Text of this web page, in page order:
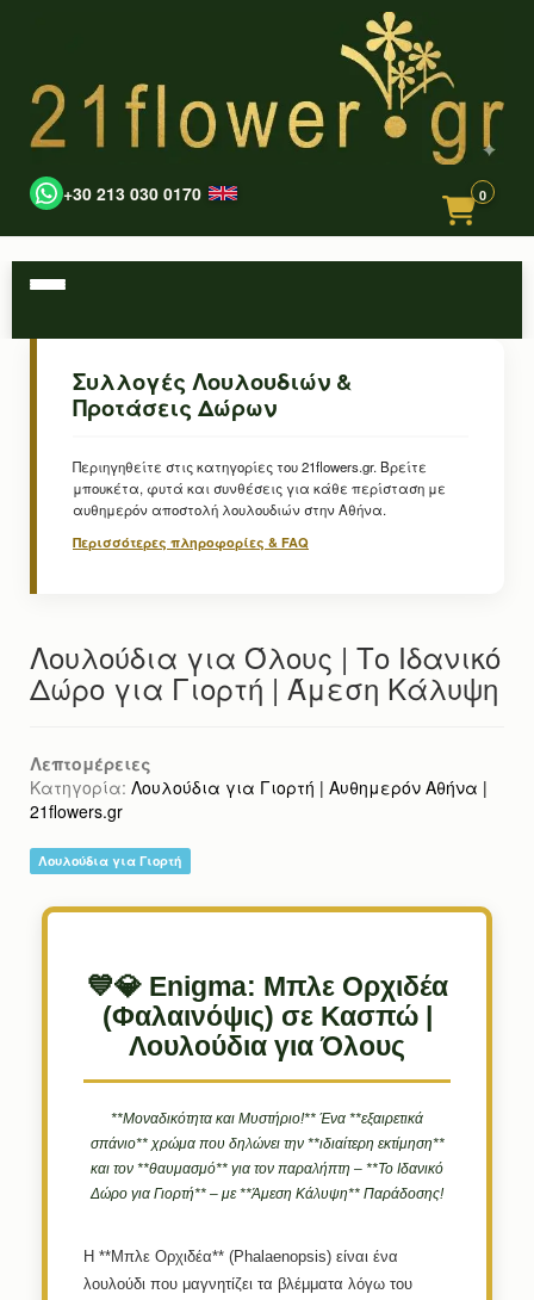
+30 213 030 0170 0
Συλλογές Λουλουδιών &
Προτάσεις Δώρων
Περιηγηθείτε στις κατηγορίες του 21flowers.gr. Βρείτε
μπουκέτα, φυτά και συνθέσεις για κάθε περίσταση με
αυθημερόν αποστολή λουλουδιών στην Αθήνα.
Περισσότερες πληροφορίες & FAQ
Λουλούδια για Όλους | Το Ιδανικό
Δώρο για Γιορτή | Άμεση Κάλυψη
Λεπτομέρειες
Κατηγορία: Λουλούδια για Γιορτή | Αυθημερόν Αθήνα |
21flowers.gr
Λουλούδια για Γιορτή
💙💎 Enigma: Μπλε Ορχιδέα
(Φαλαινόψις) σε Κασπώ |
Λουλούδια για Όλους
**Μοναδικότητα και Μυστήριο!** Ένα **εξαιρετικά
σπάνιο** χρώμα που δηλώνει την **ιδιαίτερη εκτίμηση**
και τον **θαυμασμό** για τον παραλήπτη – **Το Ιδανικό
Δώρο για Γιορτή** – με **Άμεση Κάλυψη** Παράδοσης!
Η **Μπλε Ορχιδέα** (Phalaenopsis) είναι ένα
λουλούδι που μαγνητίζει τα βλέμματα λόγω του